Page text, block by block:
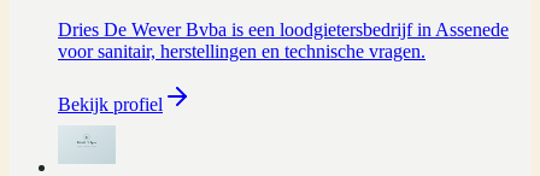
Dries De Wever Bvba is een loodgietersbedrijf in Assenede
voor sanitair, herstellingen en technische vragen.
Bekijk profiel